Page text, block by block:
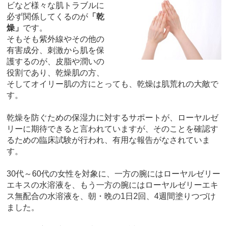
ビなど様々な肌トラブルに
必ず関係してくるのが 「乾
燥」 です。
そもそも紫外線やその他の
有害成分、刺激から肌を保
護するのが、皮脂や潤いの
役割であり、乾燥肌の方、
そしてオイリー肌の方にとっても、乾燥は肌荒れの大敵で
す。
乾燥を防ぐための保湿力に対するサポートが、ローヤルゼ
リーに期待できると言われていますが、そのことを確認す
るための臨床試験が行われ、有用な報告がなされていま
す。
30代～60代の女性を対象に、一方の腕にはローヤルゼリー
エキスの水溶液を、もう一方の腕にはローヤルゼリーエキ
ス無配合の水溶液を、朝・晩の1日2回、4週間塗りつづけ
ました。